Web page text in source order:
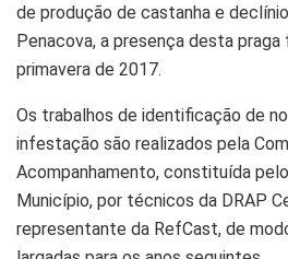
de produção de castanha e
Penacova, a presença desta
primavera de 2017.
Os trabalhos de identificação de
infestação são realizados pela
Acompanhamento, constituída
Município, por técnicos da DRAP
representante da RefCast, de